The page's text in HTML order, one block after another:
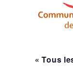
« Tous